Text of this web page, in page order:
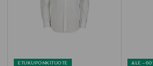
ETUKUPONKITUOTE ALE